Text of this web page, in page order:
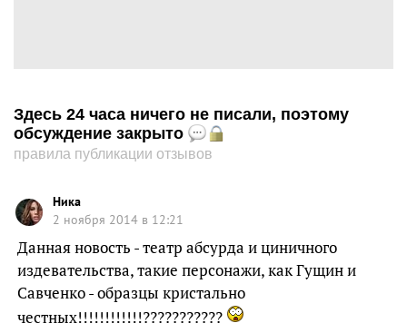
Здесь 24 часа ничего не писали, поэтому
обсуждение закрыто
правила публикации отзывов
Ника
2 ноября 2014 в 12:21
Данная новость - театр абсурда и циничного
издевательства, такие персонажи, как Гущин и
Савченко - образцы кристально
честных!!!!!!!!!!!!???????????